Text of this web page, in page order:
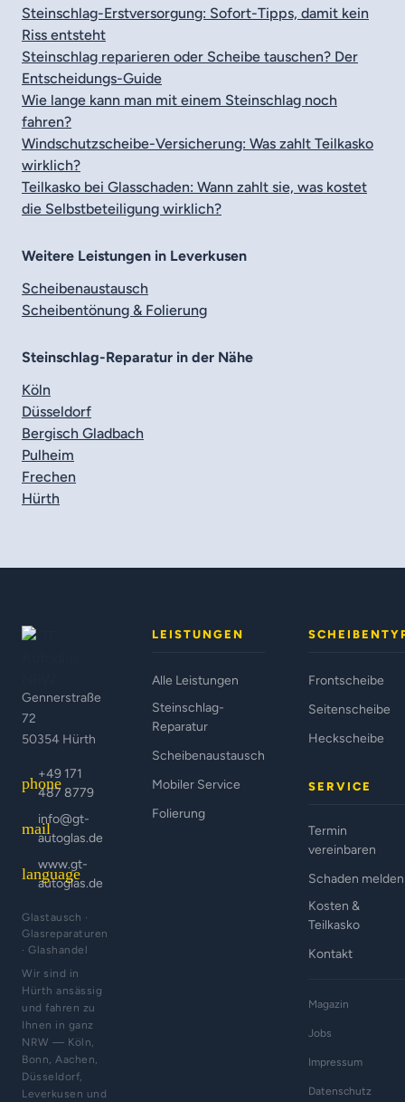
Steinschlag-Erstversorgung: Sofort-Tipps, damit kein
Riss entsteht
Steinschlag reparieren oder Scheibe tauschen? Der
Entscheidungs-Guide
Wie lange kann man mit einem Steinschlag noch
fahren?
Windschutzscheibe-Versicherung: Was zahlt Teilkasko
wirklich?
Teilkasko bei Glasschaden: Wann zahlt sie, was kostet
die Selbstbeteiligung wirklich?
Weitere Leistungen in Leverkusen
Scheibenaustausch
Scheibentönung & Folierung
Steinschlag-Reparatur in der Nähe
Köln
Düsseldorf
Bergisch Gladbach
Pulheim
Frechen
Hürth
Gennerstraße
72
50354 Hürth
phone
+49 171
487 8779
mail
info@gt-
autoglas.de
language
www.gt-
autoglas.de
Glastausch ·
Glasreparaturen
· Glashandel
Wir sind in
Hürth ansässig
und fahren zu
Ihnen in ganz
NRW — Köln,
Bonn, Aachen,
Düsseldorf,
Leverkusen und
LEISTUNGEN
Alle Leistungen
Steinschlag-
Reparatur
Scheibenaustausch
Mobiler Service
Folierung
Frontscheibe
Seitenscheibe
Heckscheibe
SERVICE
Termin
vereinbaren
Schaden melden
Kosten &
Teilkasko
Kontakt
Magazin
Jobs
Impressum
Datenschutz